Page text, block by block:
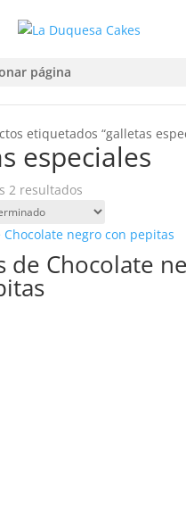
página
etiquetados “galletas
especiales
2 resultados
de Chocolate